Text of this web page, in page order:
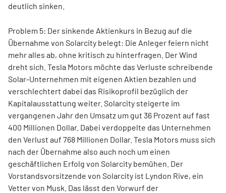
deutlich sinken.
Problem 5: Der sinkende Aktienkurs in Bezug auf die
Übernahme von Solarcity belegt: Die Anleger feiern nicht
mehr alles ab, ohne kritisch zu hinterfragen. Der Wind
dreht sich. Tesla Motors möchte das Verluste schreibende
Solar-Unternehmen mit eigenen Aktien bezahlen und
verschlechtert dabei das Risikoprofil bezüglich der
Kapitalausstattung weiter. Solarcity steigerte im
vergangenen Jahr den Umsatz um gut 36 Prozent auf fast
400 Millionen Dollar. Dabei verdoppelte das Unternehmen
den Verlust auf 768 Millionen Dollar. Tesla Motors muss sich
nach der Übernahme also auch noch um einen
geschäftlichen Erfolg von Solarcity bemühen. Der
Vorstandsvorsitzende von Solarcity ist Lyndon Rive, ein
Vetter von Musk. Das lässt den Vorwurf der